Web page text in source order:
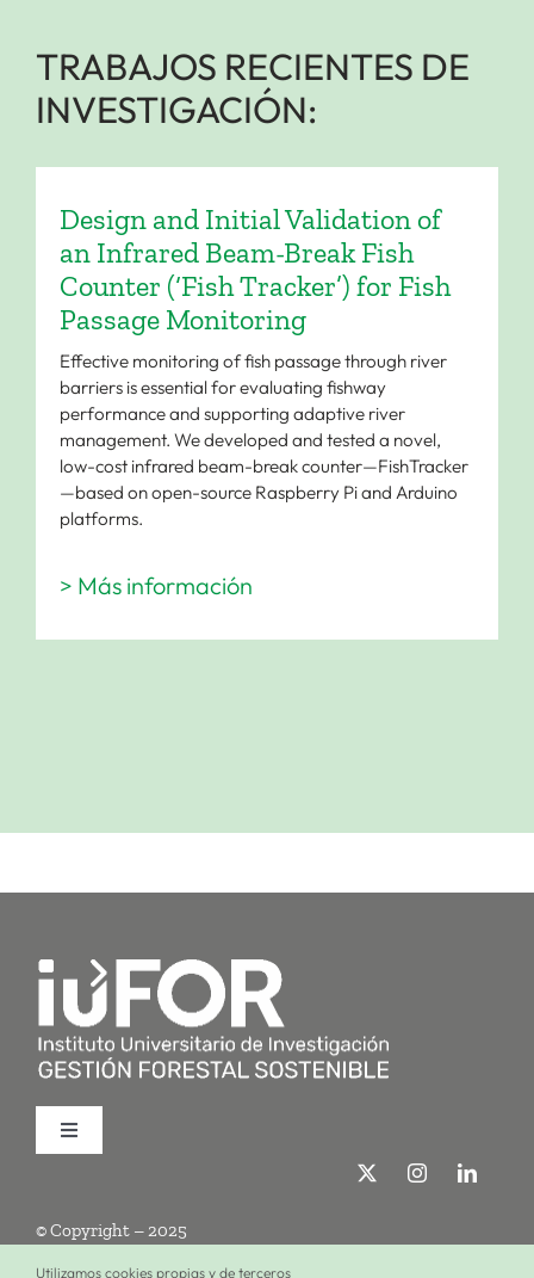
TRABAJOS RECIENTES DE
INVESTIGACIÓN:
Design and Initial Validation of
an Infrared Beam-Break Fish
Counter (‘Fish Tracker’) for Fish
Passage Monitoring
Effective monitoring of fish passage through river
barriers is essential for evaluating fishway
performance and supporting adaptive river
management. We developed and tested a novel,
low-cost infrared beam-break counter—FishTracker
—based on open-source Raspberry Pi and Arduino
platforms.
> Más información
Toggle
Investigación
© Copyright – 2025
Utilizamos cookies propias y de terceros